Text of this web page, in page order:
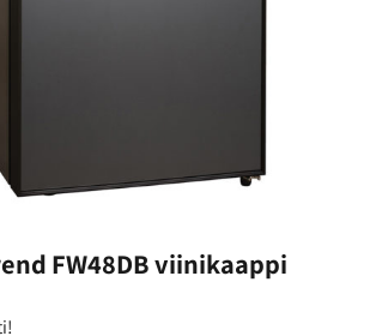
FW48DB viinikaappi